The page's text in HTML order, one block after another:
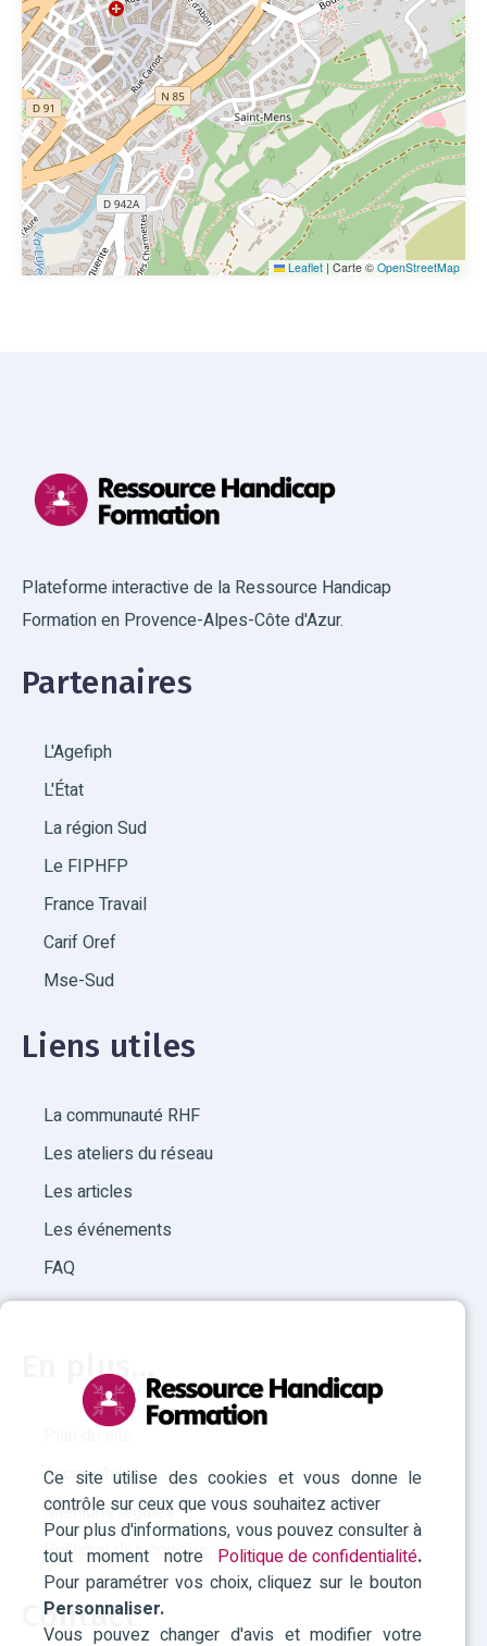
Ce site utilise des cookies et vous donne le
contrôle sur ceux que vous souhaitez activer
Pour plus d'informations, vous pouvez consulter à
tout moment notre Politique de confidentialité.
Pour paramétrer vos choix, cliquez sur le bouton
Personnaliser.
Vous pouvez changer d'avis et modifier votre
Leaflet | Carte © OpenStreetMap
Plateforme interactive de la Ressource Handicap
Formation en Provence-Alpes-Côte d'Azur.
Partenaires
L'Agefiph
L'État
La région Sud
Le FIPHFP
France Travail
Carif Oref
Mse-Sud
Liens utiles
La communauté RHF
Les ateliers du réseau
Les articles
Les événements
FAQ
En plus...
Plan du site
Accessibilité
Mentions légales
Politique des cookies
Contact